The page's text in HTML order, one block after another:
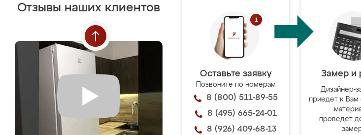
Отзывы наших клиентов
Оставьте заявку
Позвоните по номерам
8 (800) 511-89-55
8 (495) 665-24-01
8 (926) 409-68-13
Замер и
Дизайнер-
приедет к Вам
проведёт